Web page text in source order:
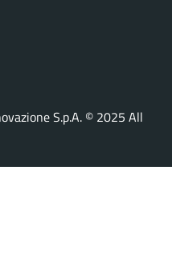
S.p.A. © 2025 All